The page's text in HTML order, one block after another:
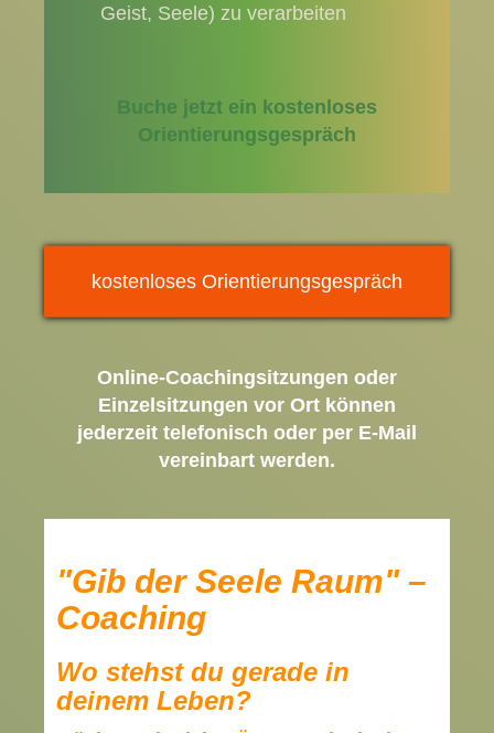
Geist, Seele) zu verarbeiten
Buche jetzt ein kostenloses
Orientierungsgespräch
kostenloses Orientierungsgespräch
Online-Coachingsitzungen oder
Einzelsitzungen vor Ort können
jederzeit telefonisch oder per E-Mail
vereinbart werden.
"Gib der Seele Raum" –
Coaching
Wo stehst du gerade in
deinem Leben?